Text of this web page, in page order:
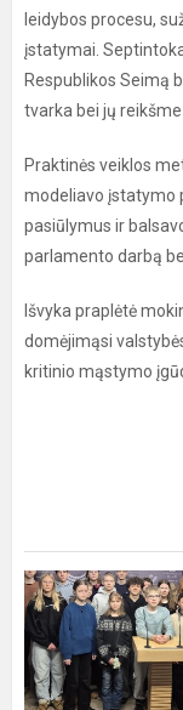
leidybos procesu,
įstatymai.
Respublikos Seimą
tvarka bei jų
Praktinės veiklos
modeliavo įstatymo
pasiūlymus ir
parlamento darbą
Išvyka praplėtė
domėjimąsi
kritinio mąstymo